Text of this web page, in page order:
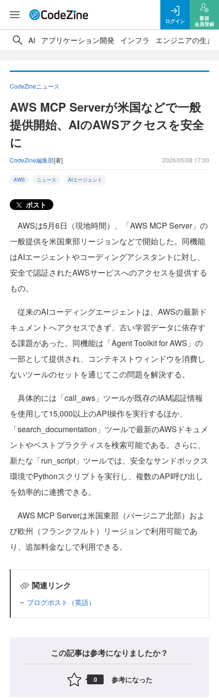
ログイン
新規
会員登録
AI アプリケーション開発 インフラ エンジニアの生き
CodeZineニュース
AWS MCP Serverが米国などで一般
提供開始、AIのAWSアクセスを安全
に
CodeZine編集部[著] 2026/05/08 17:00
AWS ニュース AIエージェント
ポスト
AWSは5月6日（現地時間）、「AWS MCP Server」の
一般提供を米国東部リージョンなどで開始した。同機能
はAIエージェントやコーディングアシスタントに対し、
安全で認証されたAWSサービスへのアクセスを提供する
もの。
従来のAIコーディングエージェントは、AWSの最新ド
キュメントへアクセスできず、古い学習データに依存す
る課題があった。同機能は「Agent Toolkit for AWS」の
一部として提供され、コンテキストウィンドウを消費し
ないツールのセットを通じてこの問題を解決する。
具体的には「call_aws」ツールが既存のIAM認証情報
を使用して15,000以上のAPI操作を実行するほか、
「search_documentation」ツールで最新のAWSドキュメ
ントやベストプラクティスを検索可能である。さらに、
新たな「run_script」ツールでは、安全なサンドボックス
環境でPythonスクリプトを実行し、複数のAPI呼び出し
を効率的に連携できる。
AWS MCP Serverは米国東部（バージニア北部）およ
び欧州（フランクフルト）リージョンで利用可能であ
り、追加料金なしで利用できる。
関連リンク
ブログポスト（英語）
この記事は参考になりましたか？
0 参考になった